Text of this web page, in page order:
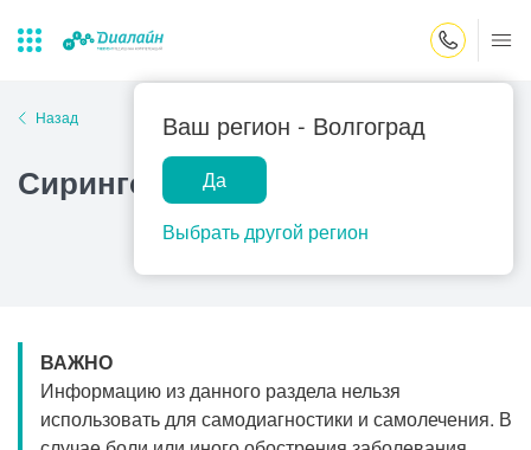
Ваш регион - Волгоград
Да
Выбрать другой регион
Лаборатории
Центр помощи
на дому
Закрыть поиск
Популярные запросы
Прием гинеколога
Прием гастроэнтеролога
Прием офтальмолога
Назад
Сирингомиелия
ВАЖНО
Информацию из данного раздела нельзя
использовать для самодиагностики и самолечения. В